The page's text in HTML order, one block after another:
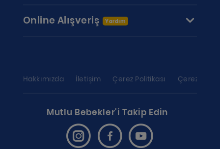
Online Alışveriş Yardım
Hakkımızda İletişim Çerez Politikası Çerez
Mutlu Bebekler'i Takip Edin